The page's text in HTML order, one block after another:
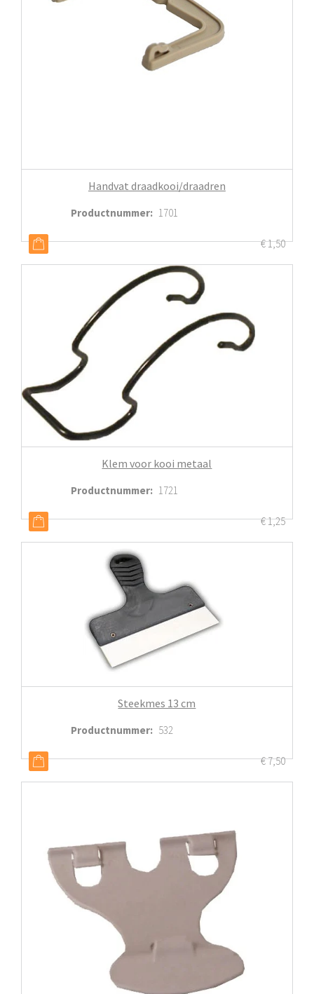
Handvat draadkooi/draadren
Productnummer: 1701
€1,50
Klem voor kooi metaal
Productnummer: 1721
€1,25
Steekmes 13 cm
Productnummer: 532
€7,50